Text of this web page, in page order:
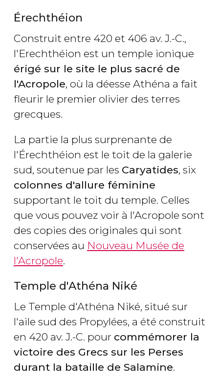
Érechthéion
Construit entre 420 et 406 av. J.-C.,
l'Erechthéion est un temple ionique
érigé sur le site le plus sacré de
l'Acropole, où la déesse Athéna a fait
fleurir le premier olivier des terres
grecques.
La partie la plus surprenante de
l'Érechthéion est le toit de la galerie
sud, soutenue par les Caryatides, six
colonnes d'allure féminine
supportant le toit du temple. Celles
que vous pouvez voir à l'Acropole sont
des copies des originales qui sont
conservées au Nouveau Musée de
l'Acropole.
Temple d'Athéna Niké
Le Temple d'Athéna Niké, situé sur
l'aile sud des Propylées, a été construit
en 420 av. J.-C. pour commémorer la
victoire des Grecs sur les Perses
durant la bataille de Salamine.